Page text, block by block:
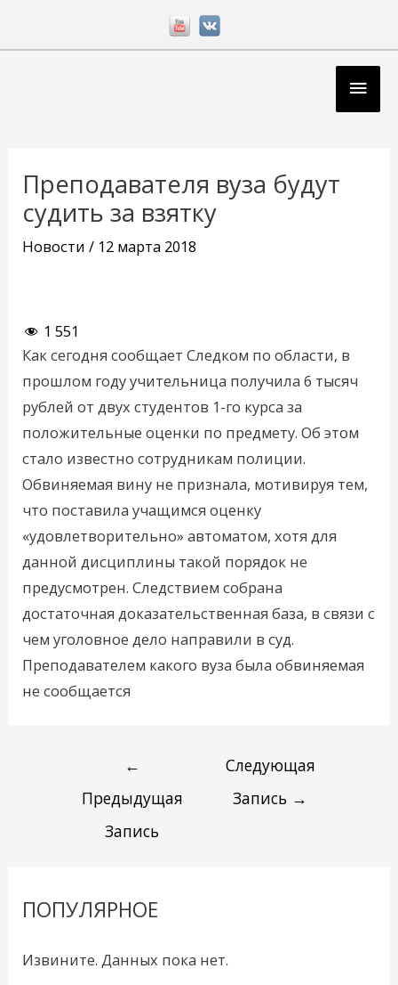
Преподавателя вуза будут
судить за взятку
Новости / 12 марта 2018
1 551
Как сегодня сообщает Следком по области, в
прошлом году учительница получила 6 тысяч
рублей от двух студентов 1-го курса за
положительные оценки по предмету. Об этом
стало известно сотрудникам полиции.
Обвиняемая вину не признала, мотивируя тем,
что поставила учащимся оценку
«удовлетворительно» автоматом, хотя для
данной дисциплины такой порядок не
предусмотрен. Следствием собрана
достаточная доказательственная база, в связи с
чем уголовное дело направили в суд.
Преподавателем какого вуза была обвиняемая
не сообщается
записям
←
Предыдущая
Запись
Следующая
Запись →
ПОПУЛЯРНОЕ
Извините. Данных пока нет.